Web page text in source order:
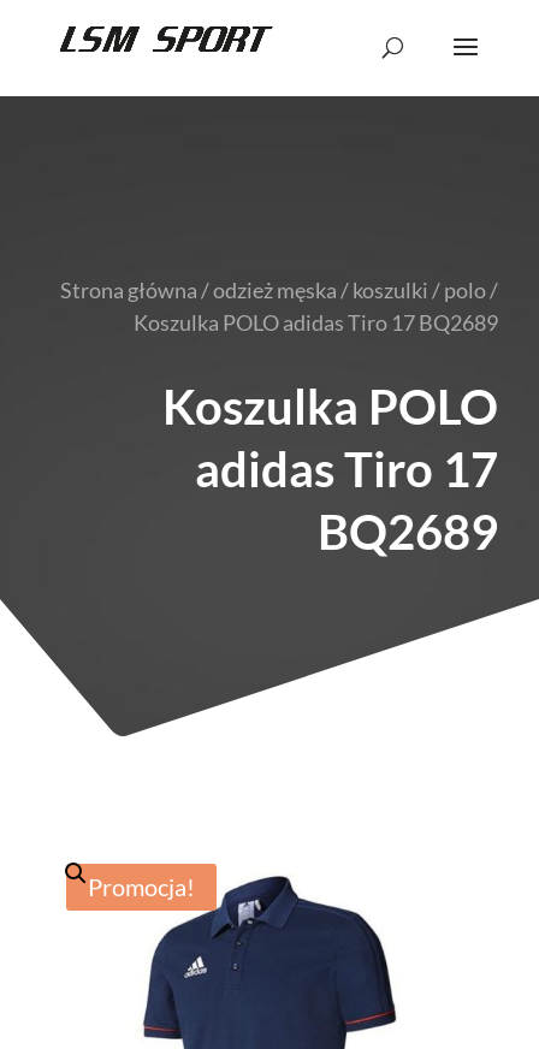
Strona główna/odzież męska/koszulki/polo/
Koszulka POLO adidas Tiro 17 BQ2689
Koszulka POLO
adidas Tiro 17
BQ2689
Promocja!